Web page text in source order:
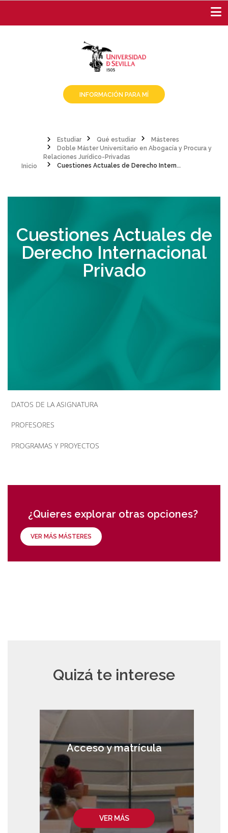
contenido
INFORMACIÓN PARA MÍ
Sobrescribir
enlaces
a
la
navegación
Estudiar Qué estudiar
Másteres
Doble Máster Universitario en Abogacía y Procura y
Relaciones Jurídico-Privadas
Cuestiones Actuales de Derecho Internacional Privado
Cuestiones Actuales de
Derecho Internacional
Privado
DATOS DE LA ASIGNATURA
PROFESORES
PROGRAMAS Y PROYECTOS
¿Quieres explorar otras opciones?
VER MÁS MÁSTERES
Quizá te interese
VER MÁS
Acceso y matrícula